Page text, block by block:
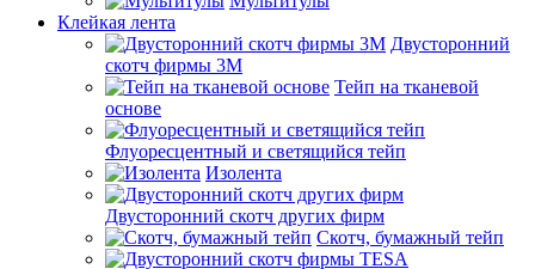
Клейкая лента
Двусторонний
скотч фирмы 3M
Тейп на тканевой
основе
Флуоресцентный и светящийся тейп
Изолента
Двусторонний скотч других фирм
Скотч, бумажный тейп